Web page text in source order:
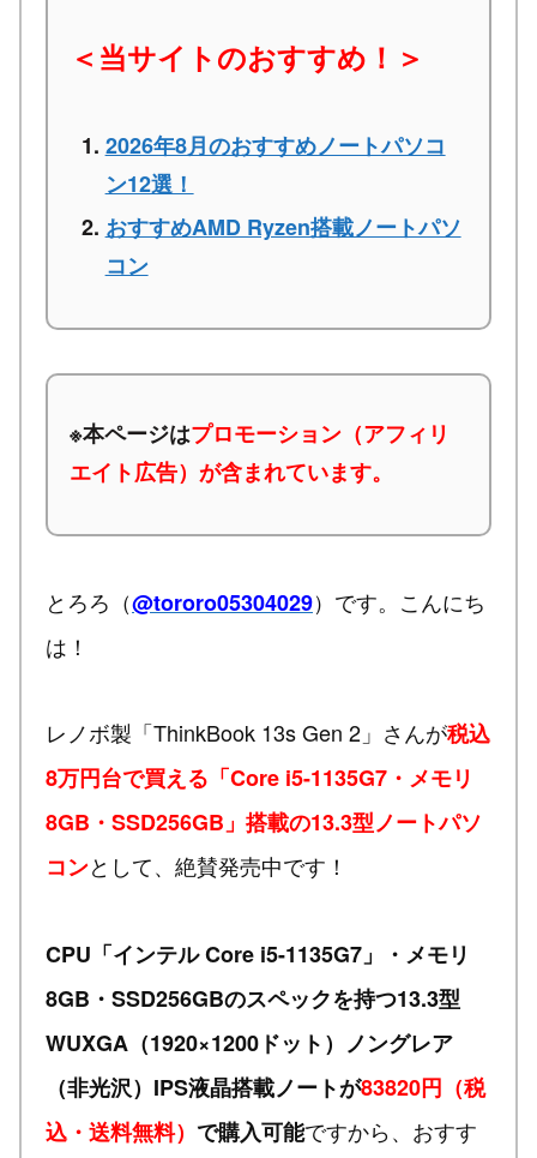
＜当サイトのおすすめ！＞
2026年8月のおすすめノートパソコ
ン12選！
おすすめAMD Ryzen搭載ノートパソ
コン
※本ページはプロモーション（アフィリ
エイト広告）が含まれています。
とろろ（@tororo05304029）です。こんにち
は！
レノボ製「ThinkBook 13s Gen 2」さんが税込
8万円台で買える「Core i5-1135G7・メモリ
8GB・SSD256GB」搭載の13.3型ノートパソ
コンとして、絶賛発売中です！
CPU「インテル Core i5-1135G7」・メモリ
8GB・SSD256GBのスペックを持つ13.3型
WUXGA（1920×1200ドット）ノングレア
（非光沢）IPS液晶搭載ノートが83820円（税
込・送料無料） で購入可能ですから、おすす